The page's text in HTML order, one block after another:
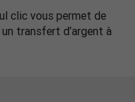
clic vous permet de
transfert d’argent à